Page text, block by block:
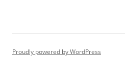
Proudly powered by WordPress